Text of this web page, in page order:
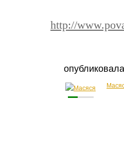
http://
опубликовала